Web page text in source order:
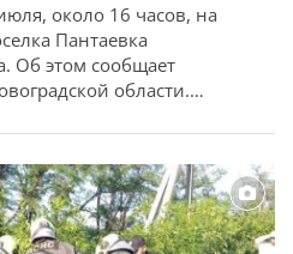
около 16 часов, на
Пантаевка
Об этом сообщает
области.
дорожной обстановкой, не
движения, не соблюдал
с грузовым
с полуприцепом,